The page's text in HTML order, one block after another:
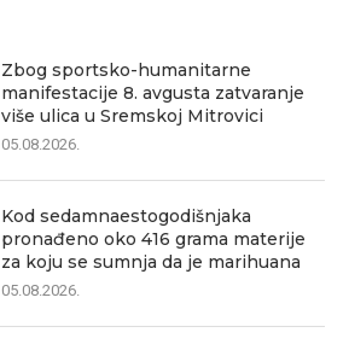
Zbog sportsko-humanitarne
manifestacije 8. avgusta zatvaranje
više ulica u Sremskoj Mitrovici
05.08.2026.
Kod sedamnaestogodišnjaka
pronađeno oko 416 grama materije
za koju se sumnja da je marihuana
05.08.2026.